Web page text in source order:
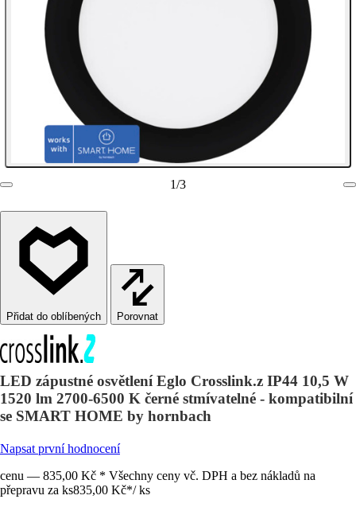
1/3
Porovnat
LED zápustné osvětlení Eglo Crosslink.z IP44 10,5 W
1520 lm 2700-6500 K černé stmívatelné - kompatibilní
se SMART HOME by hornbach
Napsat první hodnocení
cenu — 835,00 Kč * Všechny ceny vč. DPH a bez nákladů na
přepravu za ks835,00 Kč*/ ks